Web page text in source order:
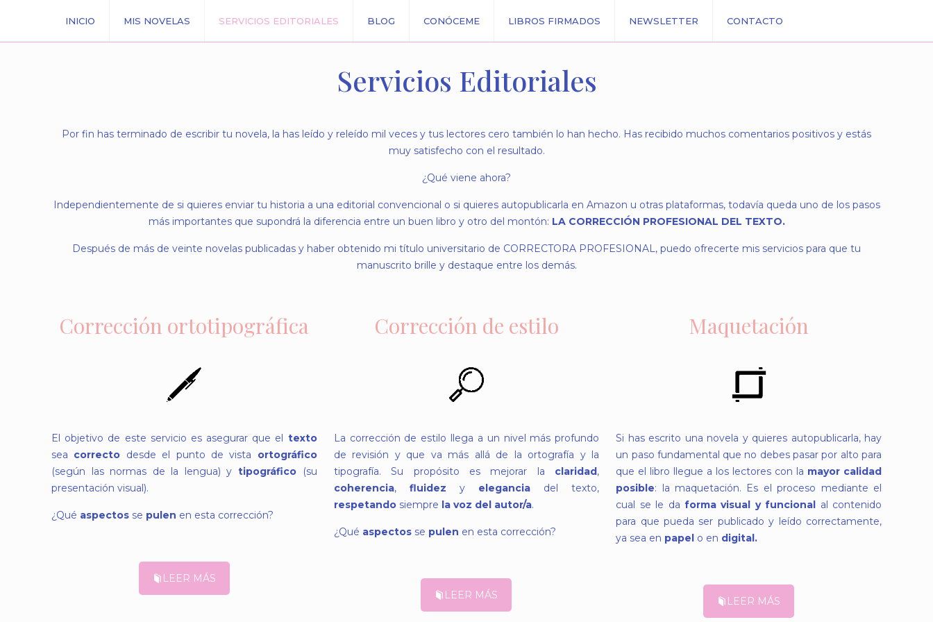
INICIO MIS NOVELAS SERVICIOS EDITORIALES BLOG CONÓCEME LIBROS FIRMADOS NEWSLETTER CONTACTO
Servicios Editoriales
Por fin has terminado de escribir tu novela, la has leído y releído mil veces y tus lectores cero también lo han hecho. Has recibido muchos comentarios positivos y estás
muy satisfecho con el resultado.
¿Qué viene ahora?
Independientemente de si quieres enviar tu historia a una editorial convencional o si quieres autopublicarla en Amazon u otras plataformas, todavía queda uno de los pasos
más importantes que supondrá la diferencia entre un buen libro y otro del montón: LA CORRECCIÓN PROFESIONAL DEL TEXTO.
Después de más de veinte novelas publicadas y haber obtenido mi título universitario de CORRECTORA PROFESIONAL, puedo ofrecerte mis servicios para que tu
manuscrito brille y destaque entre los demás.
Corrección ortotipográfica
El objetivo de este servicio es asegurar que el texto
sea correcto desde el punto de vista ortográfico
(según las normas de la lengua) ytipográfico (su
presentación visual).
¿Qué aspectos se pulen en esta corrección?
LEER MÁS
Corrección de estilo
La corrección de estilo llega a un nivel más profundo
de revisión y que va más allá de la ortografía y la
tipografía. Su propósito es mejorar la claridad,
coherencia, fluidez y elegancia del texto,
respetandosiempre la voz del autor/a.
¿Qué aspectosse pulen en esta corrección?
LEER MÁS
Maquetación
Si has escrito una novela y quieres autopublicarla, hay
un paso fundamental que no debes pasar por alto para
que el libro llegue a los lectores con la mayor calidad
posible: la maquetación. Es el proceso mediante el
cual se le da forma visual y funcional al contenido
para que pueda ser publicado y leído correctamente,
ya sea en papel o en digital.
LEER MÁS